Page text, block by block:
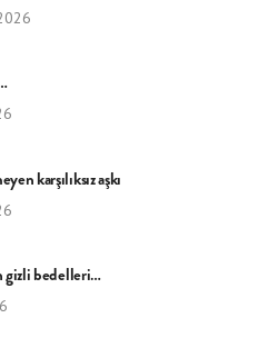
karşılıksız aşkı
gizli bedelleri…